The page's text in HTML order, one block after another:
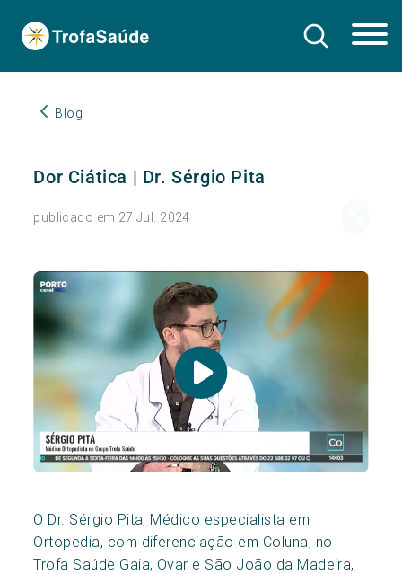
Blog
Dor Ciática | Dr. Sérgio Pita
publicado em 27 Jul. 2024
O Dr. Sérgio Pita, Médico especialista em
Ortopedia, com diferenciação em Coluna, no
Trofa Saúde Gaia, Ovar e São João da Madeira,